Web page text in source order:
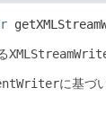
に基づ